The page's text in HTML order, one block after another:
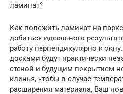
ламинат?
Как положить ламинат на
добиться идеального
работу перпендикулярно к
досками будут практически
стеной и будущим покрытием
клинья, чтобы в случае
расширения материала, Ваш